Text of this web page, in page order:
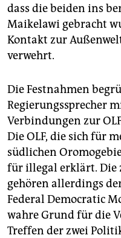
dass die beiden ins
Maikelawi gebracht
Kontakt zur
verwehrt.
Die Festnahmen
Regierungssprecher
Verbindungen zur
Die OLF, die sich für
südlichen
für illegal erklärt.
gehören allerdings
Federal Democratic
wahre Grund für die
Treffen der zwei